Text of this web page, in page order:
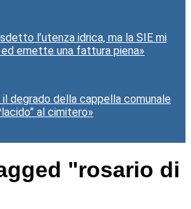
l’utenza idrica, ma la SIE mi
ed emette una fattura piena»
il degrado della cappella comunale
al cimitero»
"rosario di